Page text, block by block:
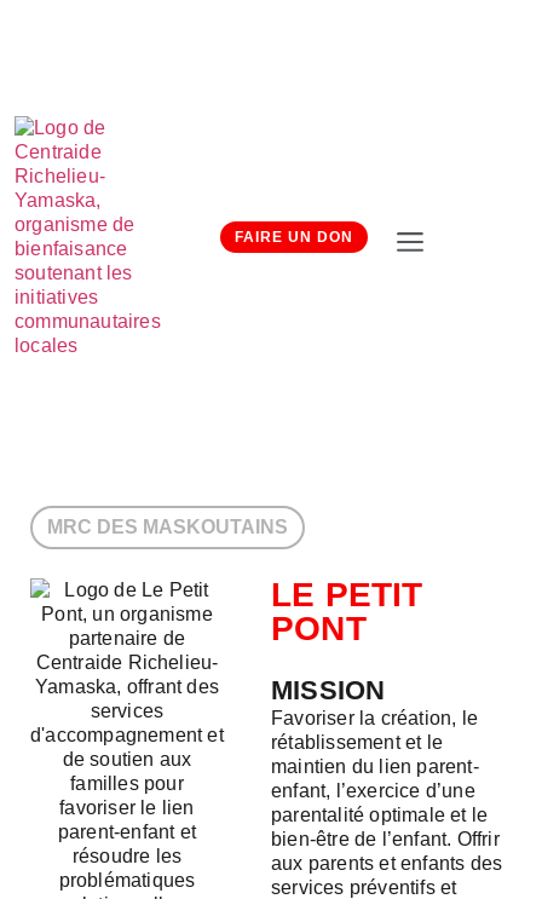
FAIRE UN DON
MRC DES MASKOUTAINS
LE PETIT
PONT
MISSION
Favoriser la création, le
rétablissement et le
maintien du lien parent-
enfant, l’exercice d’une
parentalité optimale et le
bien-être de l’enfant. Offrir
aux parents et enfants des
services préventifs et